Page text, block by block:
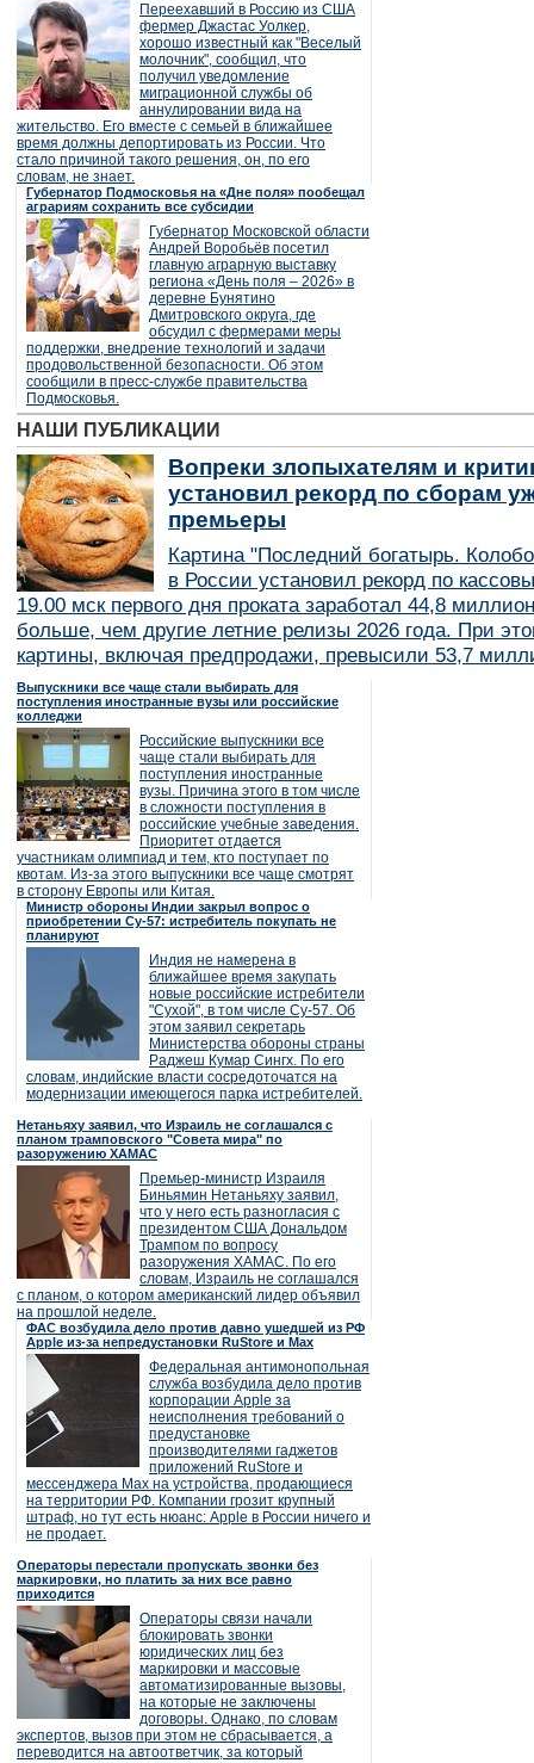
Переехавший в Россию из США
фермер Джастас Уолкер,
хорошо известный как "Веселый
молочник", сообщил, что
получил уведомление
миграционной службы об
аннулировании вида на
жительство. Его вместе с семьей в ближайшее
время должны депортировать из России. Что
стало причиной такого решения, он, по его
словам, не знает.
Губернатор Подмосковья на «Дне поля» пообещал
аграриям сохранить все субсидии
Губернатор Московской области
Андрей Воробьёв посетил
главную аграрную выставку
региона «День поля – 2026» в
деревне Бунятино
Дмитровского округа, где
обсудил с фермерами меры
поддержки, внедрение технологий и задачи
продовольственной безопасности. Об этом
сообщили в пресс-службе правительства
Подмосковья.
НАШИ ПУБЛИКАЦИИ
Вопреки злопыхателям и
установил рекорд по сборам
премьеры
Картина "Последний богатырь.
в России установил рекорд по
19.00 мск первого дня проката заработал 44,8
больше, чем другие летние релизы 2026 года. При
картины, включая предпродажи, превысили 53,7
Выпускники все чаще стали выбирать для
поступления иностранные вузы или российские
колледжи
Российские выпускники все
чаще стали выбирать для
поступления иностранные
вузы. Причина этого в том числе
в сложности поступления в
российские учебные заведения.
Приоритет отдается
участникам олимпиад и тем, кто поступает по
квотам. Из-за этого выпускники все чаще смотрят
в сторону Европы или Китая.
Министр обороны Индии закрыл вопрос о
приобретении Су-57: истребитель покупать не
планируют
Индия не намерена в
ближайшее время закупать
новые российские истребители
"Сухой", в том числе Су-57. Об
этом заявил секретарь
Министерства обороны страны
Раджеш Кумар Сингх. По его
словам, индийские власти сосредоточатся на
модернизации имеющегося парка истребителей.
Нетаньяху заявил, что Израиль не соглашался с
планом трамповского "Совета мира" по
разоружению ХАМАС
Премьер-министр Израиля
Биньямин Нетаньяху заявил,
что у него есть разногласия с
президентом США Дональдом
Трампом по вопросу
разоружения ХАМАС. По его
словам, Израиль не соглашался
с планом, о котором американский лидер объявил
на прошлой неделе.
ФАС возбудила дело против давно ушедшей из РФ
Apple из-за непредустановки RuStore и Max
Федеральная антимонопольная
служба возбудила дело против
корпорации Apple за
неисполнения требований о
предустановке
производителями гаджетов
приложений RuStore и
мессенджера Max на устройства, продающиеся
на территории РФ. Компании грозит крупный
штраф, но тут есть нюанс: Apple в России ничего и
не продает.
Операторы перестали пропускать звонки без
маркировки, но платить за них все равно
приходится
Операторы связи начали
блокировать звонки
юридических лиц без
маркировки и массовые
автоматизированные вызовы,
на которые не заключены
договоры. Однако, по словам
экспертов, вызов при этом не сбрасывается, а
переводится на автоответчик, за который